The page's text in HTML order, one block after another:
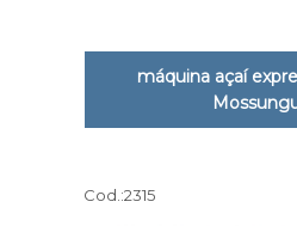
máquina açaí
Cod.:2315